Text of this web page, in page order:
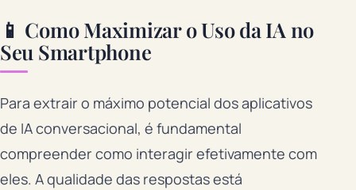
📱 Como Maximizar o Uso da IA no
Seu Smartphone
Para extrair o máximo potencial dos aplicativos
de IA conversacional, é fundamental
compreender como interagir efetivamente com
eles. A qualidade das respostas está